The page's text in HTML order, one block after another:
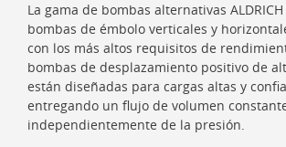
La gama de bombas alternativas
bombas de émbolo verticales y
con los más altos requisitos de
bombas de desplazamiento positivo de
están diseñadas para cargas altas y
entregando un flujo de volumen
independientemente de la presión.